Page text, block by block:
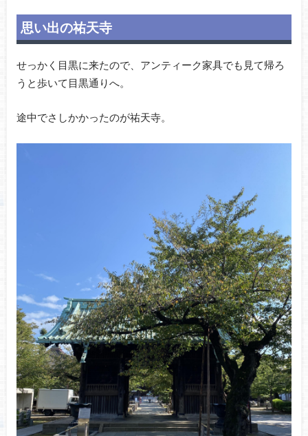
思い出の祐天寺
せっかく目黒に来たので、アンティーク家具でも見て帰ろ
うと歩いて目黒通りへ。
途中でさしかかったのが祐天寺。